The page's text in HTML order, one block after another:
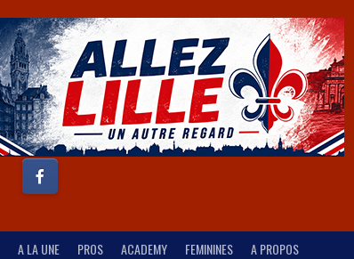
A LA UNE PROS ACADEMY FEMININES A PROPOS